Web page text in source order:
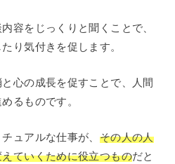
容をじっくりと聞くことで、
り気付きを促します。
心の成長を促すことで、人間
るものです。
ュアルな仕事が、 その人の人
ていくために役立つものだと